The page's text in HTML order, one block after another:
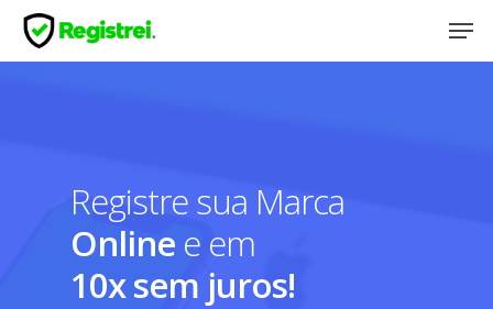
Registre sua Marca
Online e em
10x sem juros!